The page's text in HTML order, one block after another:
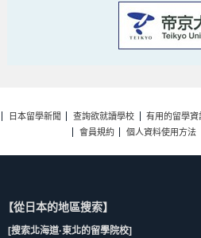
日本留學新聞 查詢欲就讀學校 有用的留學資
會員規約
個人資料使用方法
【從日本的地區搜索】
[搜索北海道·東北的留學院校]